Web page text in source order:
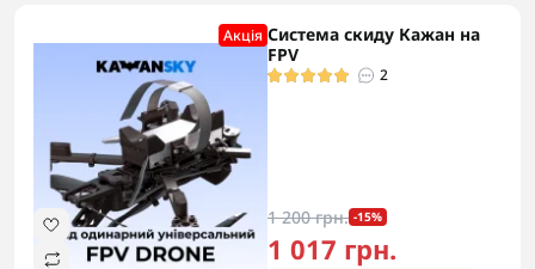
Акцiя Система скиду Кажан на
FPV
2
1 200 грн. -15%
1 017 грн.